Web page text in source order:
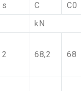
s C
C0
kN
2 68,2 68